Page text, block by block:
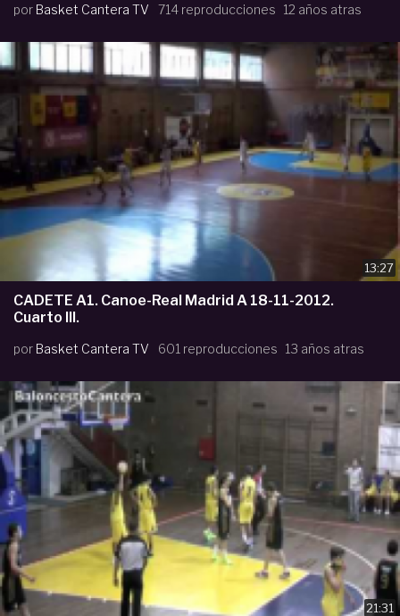
por Basket Cantera TV 714 reproducciones 12 años atras
13:27
CADETE A1. Canoe-Real Madrid A 18-11-2012.
Cuarto III.
por Basket Cantera TV 601 reproducciones 13 años atras
21:31